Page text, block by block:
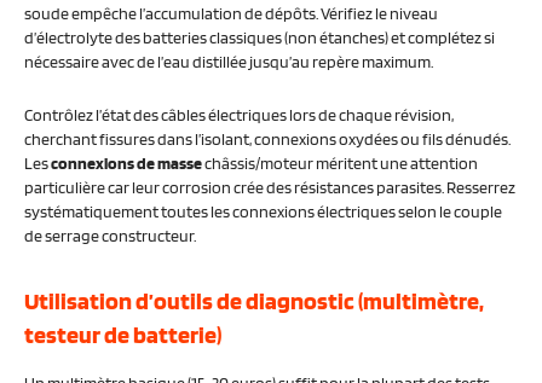
soude empêche l’accumulation de dépôts. Vérifiez le niveau
d’électrolyte des batteries classiques (non étanches) et complétez si
nécessaire avec de l’eau distillée jusqu’au repère maximum.
Contrôlez l’état des câbles électriques lors de chaque révision,
cherchant fissures dans l’isolant, connexions oxydées ou fils dénudés.
Lesconnexions de massechâssis/moteur méritent une attention
particulière car leur corrosion crée des résistances parasites. Resserrez
systématiquement toutes les connexions électriques selon le couple
de serrage constructeur.
Utilisation d’outils de diagnostic (multimètre,
testeur de batterie)